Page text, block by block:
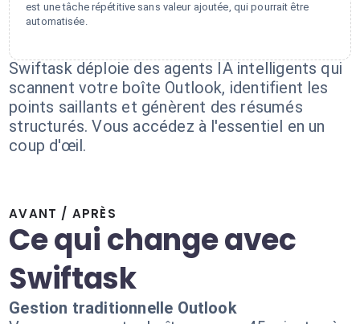
est une tâche répétitive sans valeur ajoutée, qui pourrait être
automatisée.
Swiftask déploie des agents IA intelligents qui
scannent votre boîte Outlook, identifient les
points saillants et génèrent des résumés
structurés. Vous accédez à l'essentiel en un
coup d'œil.
AVANT / APRÈS
Ce qui change avec
Swiftask
Gestion traditionnelle Outlook